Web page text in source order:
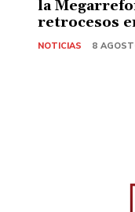
la
retrocesos
NOTICIAS 8